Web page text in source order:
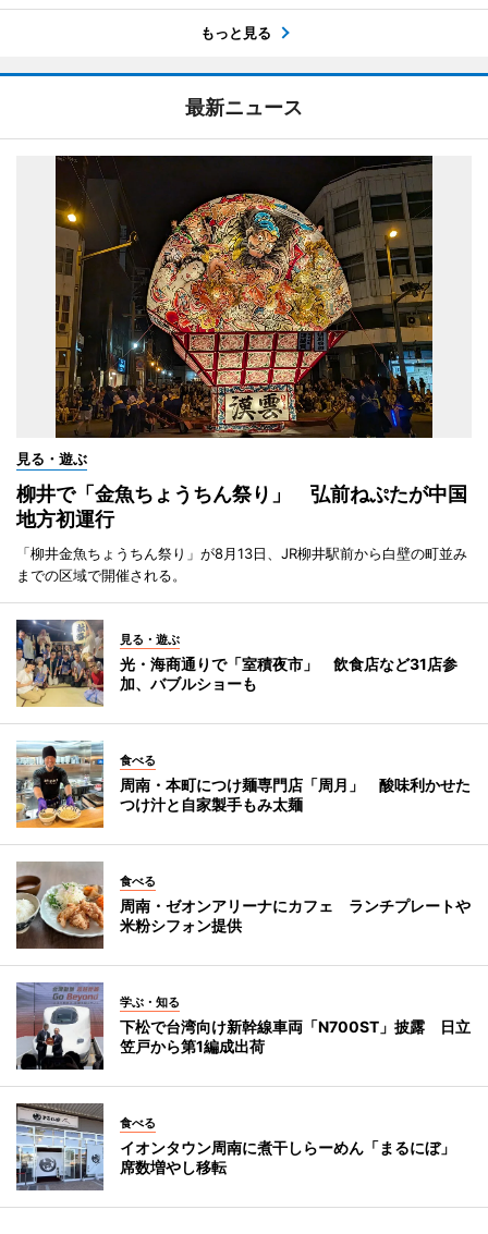
もっと見る
最新ニュース
見る・遊ぶ
柳井で「金魚ちょうちん祭り」 弘前ねぷたが中国
地方初運行
「柳井金魚ちょうちん祭り」が8月13日、JR柳井駅前から白壁の町並み
までの区域で開催される。
見る・遊ぶ
光・海商通りで「室積夜市」 飲食店など31店参
加、バブルショーも
食べる
周南・本町につけ麺専門店「周月」 酸味利かせた
つけ汁と自家製手もみ太麺
食べる
周南・ゼオンアリーナにカフェ ランチプレートや
米粉シフォン提供
学ぶ・知る
下松で台湾向け新幹線車両「N700ST」披露 日立
笠戸から第1編成出荷
食べる
イオンタウン周南に煮干しらーめん「まるにぼ」
席数増やし移転